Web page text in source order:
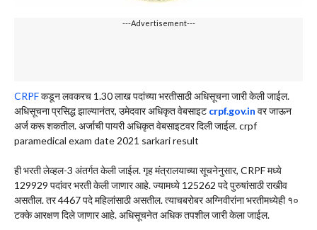
---Advertisement---
CRPFकडून लवकरच 1.30 लाख पदांच्या भरतीसाठी अधिसूचना जारी केली जाईल.
अधिसूचना प्रसिद्ध झाल्यानंतर, उमेदवार अधिकृत वेबसाइट crpf.gov.in वर जाऊन
अर्ज करू शकतील. अर्जाची पायरी अधिकृत वेबसाइटवर दिली जाईल. crpf
paramedical exam date 2021 sarkari result
ही भरती लेव्हल-3 अंतर्गत केली जाईल. गृह मंत्रालयाच्या सूचनेनुसार, CRPF मध्ये
129929 पदांवर भरती केली जाणार आहे. ज्यामध्ये 125262 पदे पुरुषांसाठी राखीव
असतील. तर 4467 पदे महिलांसाठी असतील. त्याचबरोबर अग्निवीरांना भरतीमध्येही १०
टक्के आरक्षण दिले जाणार आहे. अधिसूचनेत अधिक तपशील जारी केला जाईल.